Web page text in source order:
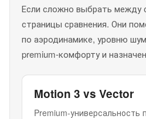
Если сложно выбрать между
страницы сравнения. Они
по аэродинамике, уровню
premium-комфорту и
Motion 3 vs Vector
Premium-универсальность